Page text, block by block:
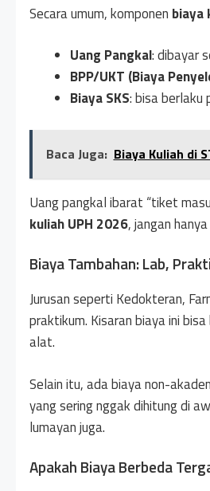
Secara umum, komponen biaya
Uang Pangkal: dibayar
BPP/UKT (Biaya
Biaya SKS: bisa
Baca Juga: Biaya Kuliah di
Uang pangkal ibarat “tiket
kuliah UPH 2026, jangan
Biaya Tambahan: Lab,
Jurusan seperti Kedokteran,
praktikum. Kisaran biaya ini
alat.
Selain itu, ada biaya non-
yang sering nggak dihitung di
lumayan juga.
Apakah Biaya Berbeda